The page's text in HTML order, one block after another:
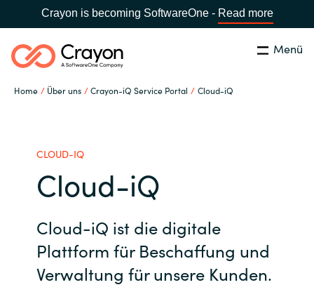
Crayon is becoming SoftwareOne - Read more
Menü
Home Über uns Crayon-iQ Service Portal Cloud-iQ
Global site
Africa
Suchen Schliessen
Software Partner
Partner Business
Ressourcen
CLOUD-IQ
Cloud-iQ
Cloud-iQ ist die digitale
Plattform für Beschaffung und
Verwaltung für unsere Kunden.